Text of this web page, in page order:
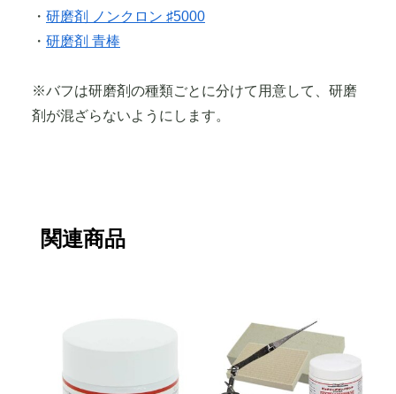
・ 研磨剤 ノンクロン ♯5000
・ 研磨剤 青棒
※バフは研磨剤の種類ごとに分けて用意して、研磨
剤が混ざらないようにします。
関連商品